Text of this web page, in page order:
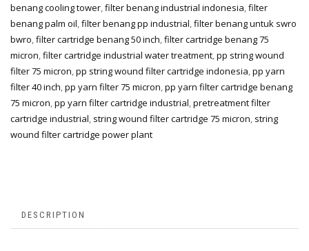
benang cooling tower,filter benang industrial indonesia,filter
benang palm oil,filter benang pp industrial,filter benang untuk swro
bwro,filter cartridge benang 50 inch,filter cartridge benang 75
micron,filter cartridge industrial water treatment,pp string wound
filter 75 micron,pp string wound filter cartridge indonesia,pp yarn
filter 40 inch,pp yarn filter 75 micron,pp yarn filter cartridge benang
75 micron,pp yarn filter cartridge industrial,pretreatment filter
cartridge industrial, string wound filter cartridge 75 micron, string
wound filter cartridge power plant
DESCRIPTION